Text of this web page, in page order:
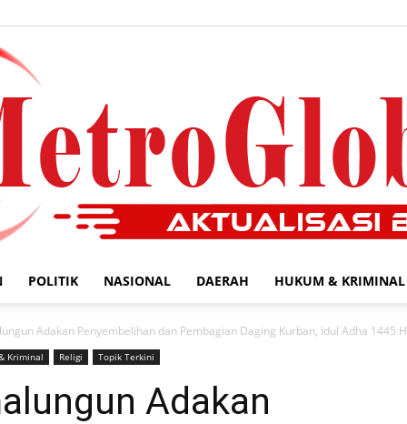
POLITIK NASIONAL DAERAH HUKUM & KRIMINAL
Adakan Penyembelihan dan Pembagian Daging Kurban, Idul Adha 1445 H
Kriminal Religi Topik Terkini
Adakan